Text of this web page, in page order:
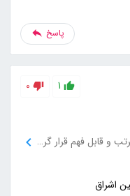
پاسخ
1
0
تجربه کار با سایت عالی بود و همه چیز مرتب و قابل فهم قرار گرفته است.